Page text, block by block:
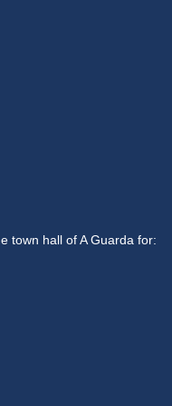
town hall of A Guarda for: